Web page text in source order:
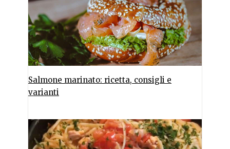
Salmone marinato: ricetta, consigli e
varianti